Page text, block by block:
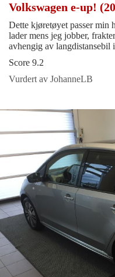
Volkswagen e-up!
Dette kjøretøyet passer min
lader mens jeg jobber,
avhengig av
Score 9.2
Vurdert av JohanneLB